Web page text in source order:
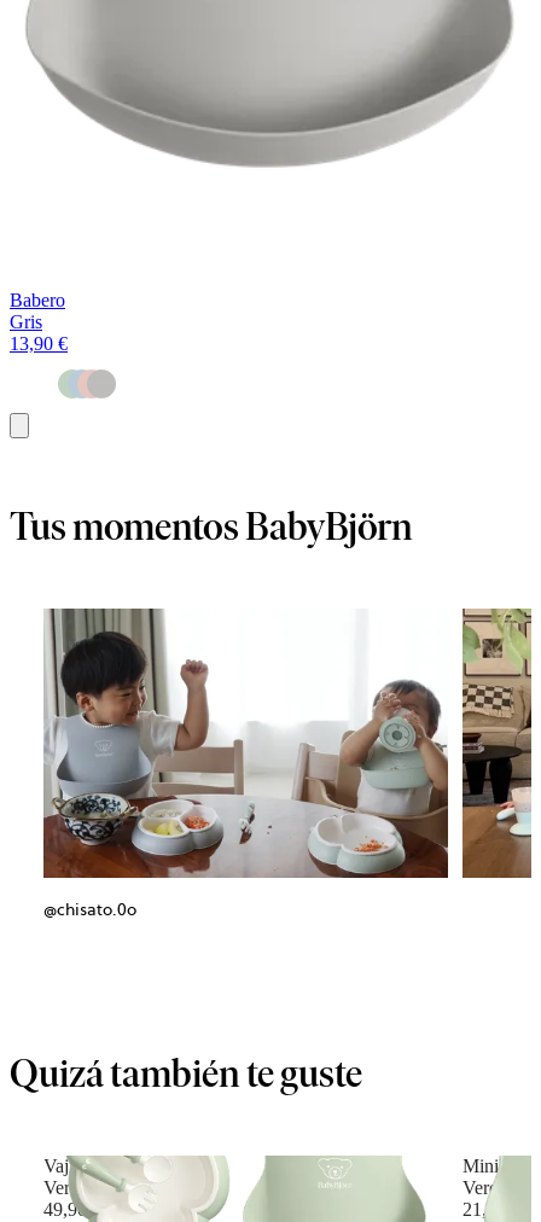
Babero
Gris
13,90 €
al
Tus momentos BabyBjörn
@chisato.0o
Quizá también te guste
Vajilla con Babero
Verde pastel
49,90 €
Verde
21,90 €